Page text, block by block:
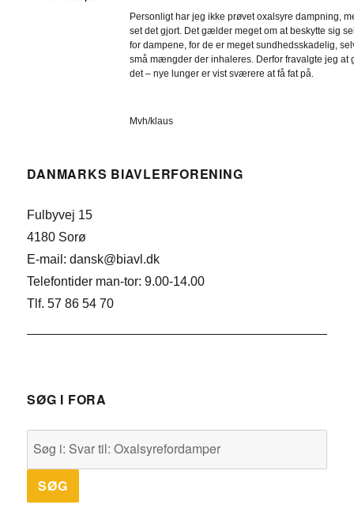
Personligt har jeg ikke prøvet oxalsyre dampning,
set det gjort. Det gælder meget om at beskytte sig
for dampene, for de er meget sundhedsskadelig,
små mængder der inhaleres. Derfor fravalgte jeg at
det – nye lunger er vist sværere at få fat på.
Mvh/klaus
DANMARKS BIAVLERFORENING
Fulbyvej 15
4180 Sorø
E-mail: dansk@biavl.dk
Telefontider man-tor: 9.00-14.00
Tlf. 57 86 54 70
SØG I FORA